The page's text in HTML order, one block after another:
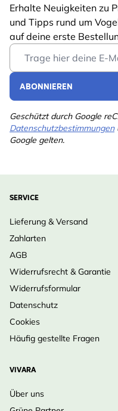
Erhalte Neuigkeiten zu
und Tipps rund um
auf deine erste
Email Address
ABONNIEREN
Geschützt durch Google
Datenschutzbestimmungen
Google gelten.
SERVICE
Lieferung & Versand
Zahlarten
AGB
Widerrufsrecht & Garantie
Widerrufsformular
Datenschutz
Cookies
Häufig gestellte Fragen
VIVARA
Über uns